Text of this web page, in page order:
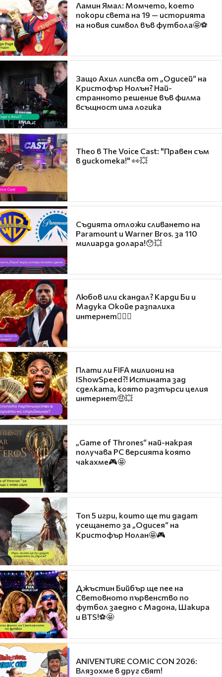
Ламин Ямал: Момчето, което
покори света на 19 — историята
на новия символ във футбола🤩⚽
Защо Ахил липсва от „Одисей“ на
Кристофър Нолън? Най-
странното решение във филма
всъщност има логика
Theo в The Voice Cast: "Правен съм
в дискотека!" 👀💥
Съдията отложи сливането на
Paramount и Warner Bros. за 110
милиарда долара!😯💥
Любов или скандал? Карди Би и
Мадука Окойе разпалиха
интернет❤️‍🔥🔥
Плати ли FIFA милиони на
IShowSpeed?! Истината зад
сделката, която разтърси целия
интернет🤑💥
„Game of Thrones“ най-накрая
получава PC версията която
чакахме🎮🤩
Топ 5 игри, които ще ти дадат
усещането за „Одисея“ на
Кристофър Нолан🤩🎮
Джъстин Бийбър ще пее на
Световното първенство по
футбол заедно с Мадона, Шакира
и BTS!⚽🤩
ANIVENTURE COMIC CON 2026:
Влязохме в друг свят!